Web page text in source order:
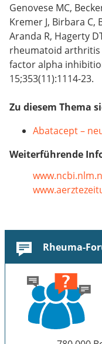
Genovese MC,
Kremer J, Birbara C,
Aranda R, Hagerty
rheumatoid
factor alpha
15;353(11):1114-23.
Zu diesem Thema
Abatacept –
Weiterführende
Rheuma-